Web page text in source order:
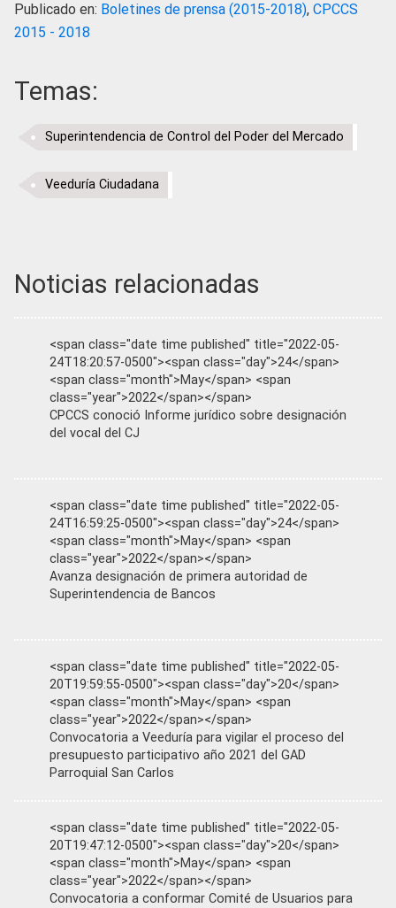
Publicado en: Boletines de prensa (2015-2018), CPCCS
2015 - 2018
Temas:
Superintendencia de Control del Poder del Mercado
Veeduría Ciudadana
Noticias relacionadas
<span class="date time published" title="2022-05-
24T18:20:57-0500"><span class="day">24</span>
<span class="month">May</span> <span
class="year">2022</span></span>
CPCCS conoció Informe jurídico sobre designación
del vocal del CJ
<span class="date time published" title="2022-05-
24T16:59:25-0500"><span class="day">24</span>
<span class="month">May</span> <span
class="year">2022</span></span>
Avanza designación de primera autoridad de
Superintendencia de Bancos
<span class="date time published" title="2022-05-
20T19:59:55-0500"><span class="day">20</span>
<span class="month">May</span> <span
class="year">2022</span></span>
Convocatoria a Veeduría para vigilar el proceso del
presupuesto participativo año 2021 del GAD
Parroquial San Carlos
<span class="date time published" title="2022-05-
20T19:47:12-0500"><span class="day">20</span>
<span class="month">May</span> <span
class="year">2022</span></span>
Convocatoria a conformar Comité de Usuarios para